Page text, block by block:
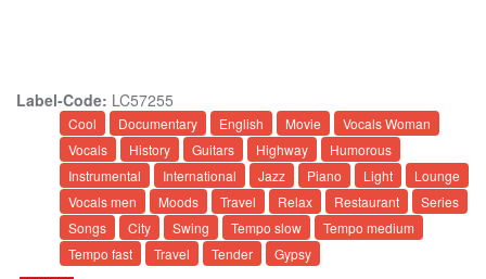
Label-Code: LC57255
Cool Documentary English Movie
Vocals Woman
Vocals
History Guitars Highway
Humorous
Instrumental
International Jazz Piano Light
Lounge
Vocals men
Moods Travel Relax Restaurant
Series
Songs
City Swing Tempo slow
Tempo medium
Tempo fast
Travel Tender Gypsy